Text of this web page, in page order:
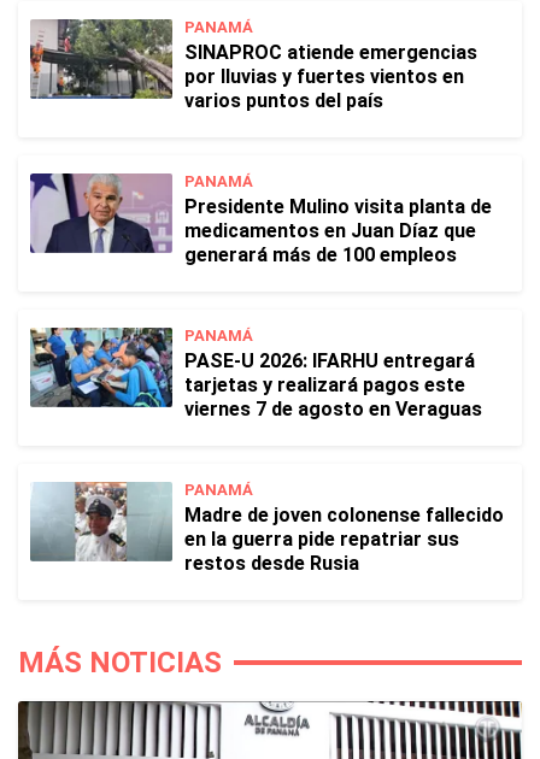
PANAMÁ
SINAPROC atiende emergencias
por lluvias y fuertes vientos en
varios puntos del país
PANAMÁ
Presidente Mulino visita planta de
medicamentos en Juan Díaz que
generará más de 100 empleos
PANAMÁ
PASE-U 2026: IFARHU entregará
tarjetas y realizará pagos este
viernes 7 de agosto en Veraguas
PANAMÁ
Madre de joven colonense fallecido
en la guerra pide repatriar sus
restos desde Rusia
MÁS NOTICIAS